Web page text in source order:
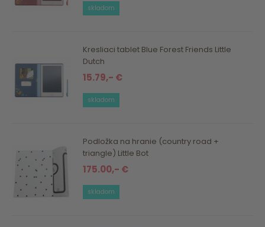
skladom
Kresliaci tablet Blue Forest Friends Little
Dutch
15.79,- €
skladom
Podložka na hranie (country road +
triangle) Little Bot
175.00,- €
skladom